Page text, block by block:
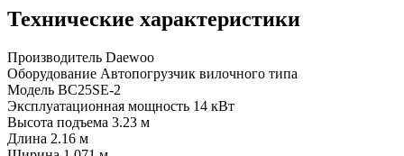
Технические характеристики
Производитель Daewoo
Оборудование Автопогрузчик вилочного типа
Модель BC25SE-2
Эксплуатационная мощность 14 кВт
Высота подъема 3.23 м
Длина 2.16 м